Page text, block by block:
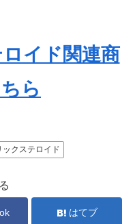
イド関連商
ら
ックステロイド
はてブ